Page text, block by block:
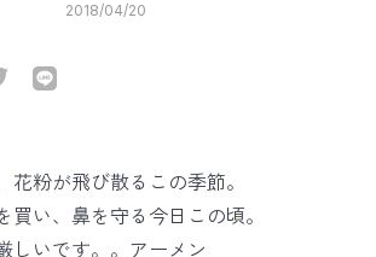
2018/04/20
花粉が飛び散るこの季節。
買い、鼻を守る今日この頃。
しいです。。アーメン